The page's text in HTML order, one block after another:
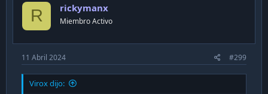
R rickymanx
Miembro Activo
11 Abril 2024 #299
Virox dijo: